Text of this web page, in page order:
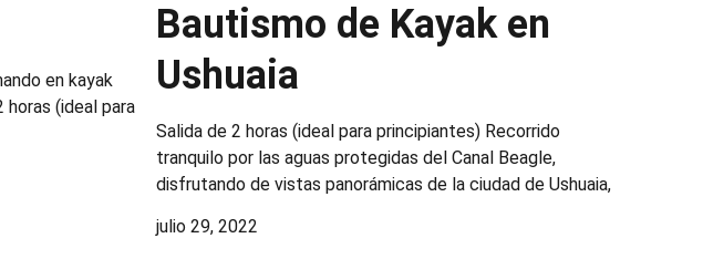
en kayak
horas (ideal para
Bautismo de Kayak en
Ushuaia
Salida de 2 horas (ideal para principiantes) Recorrido
tranquilo por las aguas protegidas del Canal Beagle,
disfrutando de vistas panorámicas de la ciudad de Ushuaia,
julio 29, 2022